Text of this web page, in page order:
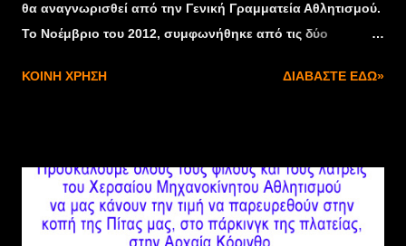
θα αναγνωρισθεί από την Γενική Γραμματεία Αθλητισμού.
Το Νοέμβριο του 2012, συμφωνήθηκε από τις δύο
αγώνων αυτοκινήτου και καρτ για το 2013 έως ότου
στις διαβουλεύσεις μεταξύ των ομοσπονδιών, τα στελέχη
του τμήματος αγωνιστικού αθλητισμού της ΓΓΑ. Σε αυτή τη
διαδικασία της κοινής προκήρυξης των δύο ομοσπονδιών
ΚΟΙΝΉ ΧΡΉΣΗ ΔΙΑΒΆΣΤΕ ΕΔΏ»